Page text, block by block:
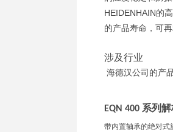
HEIDENHAIN的
的产品寿命，可
涉及行业
海德汉公司的产
EQN 400 系列
带内置轴承的绝对式